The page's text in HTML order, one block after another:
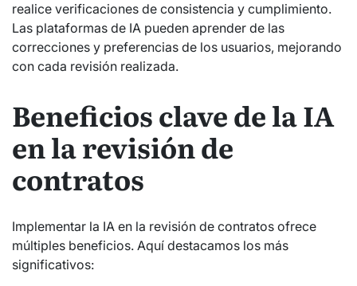
realice verificaciones de consistencia y cumplimiento.
Las plataformas de IA pueden aprender de las
correcciones y preferencias de los usuarios, mejorando
con cada revisión realizada.
Beneficios clave de la IA
en la revisión de
contratos
Implementar la IA en la revisión de contratos ofrece
múltiples beneficios. Aquí destacamos los más
significativos: